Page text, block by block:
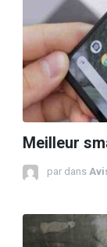
Meilleur
par dans